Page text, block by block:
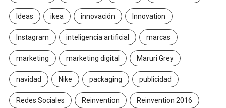
Ideas ikea innovación Innovation
Instagram inteligencia artificial marcas
marketing marketing digital Maruri Grey
navidad Nike packaging publicidad
Redes Sociales Reinvention Reinvention 2016